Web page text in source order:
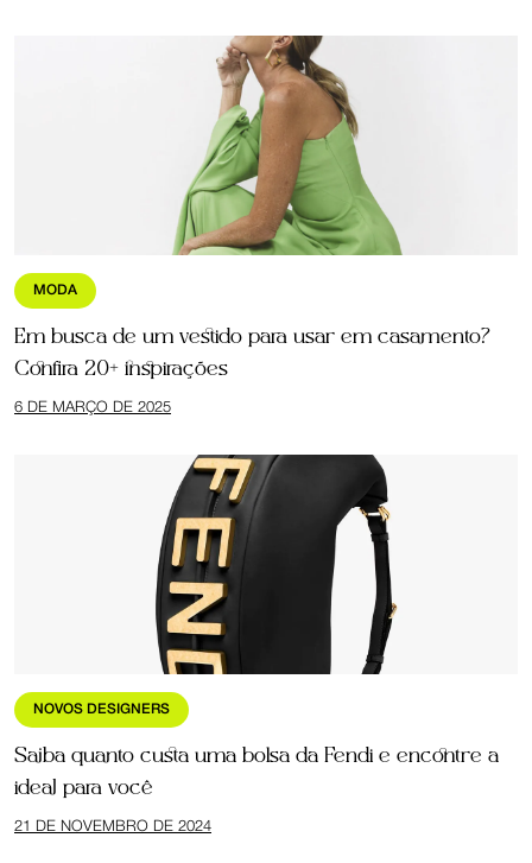
MODA
Em busca de um vestido para usar em casamento?
Confira 20+ inspirações
6 DE MARÇO DE 2025
NOVOS DESIGNERS
Saiba quanto custa uma bolsa da Fendi e encontre a
ideal para você
21 DE NOVEMBRO DE 2024